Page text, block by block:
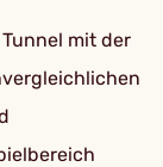
mit der